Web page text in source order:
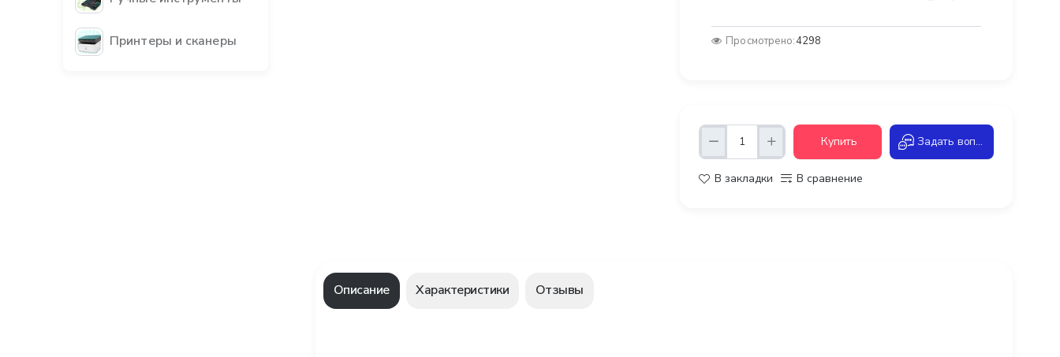
Принтеры и сканеры Просмотрено:4298
Купить Задать вопрос
В закладки В сравнение
Описание Характеристики Отзывы